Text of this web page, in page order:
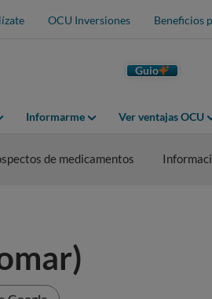
OCU Inversiones Beneficios
Guio
Informarme Ver ventajas OCU
de medicamentos